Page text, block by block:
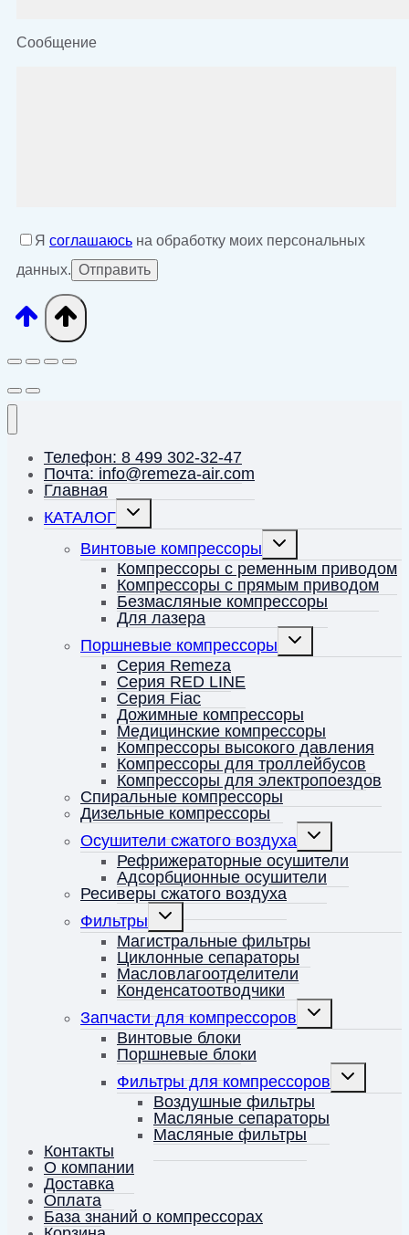
Сообщение
Я соглашаюсь на обработку моих персональных
данных.
Телефон: 8 499 302-32-47
Почта: info@remeza-air.com
Главная
КАТАЛОГ
Переключить
Винтовые компрессоры
Переключить
меню
Компрессоры с ременным приводом
Компрессоры с прямым приводом
Безмасляные компрессоры
Для лазера
Поршневые компрессоры
Переключить
Серия Remeza
Серия RED LINE
Серия Fiac
Дожимные компрессоры
Медицинские компрессоры
Компрессоры высокого давления
Компрессоры для троллейбусов
Компрессоры для электропоездов
Спиральные компрессоры
Дизельные компрессоры
Осушители сжатого воздуха
Переключить
меню
Рефрижераторные осушители
Адсорбционные осушители
Ресиверы сжатого воздуха
Фильтры
Переключить
дочернее
меню
Магистральные фильтры
Циклонные сепараторы
Масловлагоотделители
Конденсатоотводчики
Запчасти для компрессоров
Переключить
Винтовые блоки
Поршневые блоки
Фильтры для компрессоров
Переключить
Воздушные фильтры
Масляные сепараторы
Масляные фильтры
Контакты
О компании
Доставка
Оплата
База знаний о компрессорах